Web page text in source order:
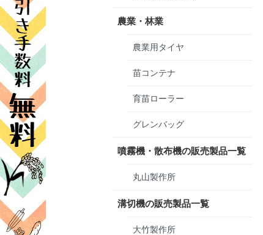
農業・林業
農業用タイヤ
苗コンテナ
育苗ローラー
グレンバッグ
噴霧機・散布機の販売製品一覧
丸山製作所
溝切機の販売製品一覧
大竹製作所